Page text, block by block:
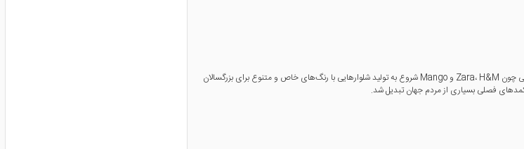
در دهه‌های گذشته، شلوارهای رنگی معمولاً در لباس کودکان یا لباس‌های غیررسمی محدود می‌شدند. اما از اوایل دهه ۲۰۱۰، برندهایی چون Zara، H&M و Mango شروع به تولید شلوارهایی با رنگ‌های خاص و متنوع برای بزرگسالان